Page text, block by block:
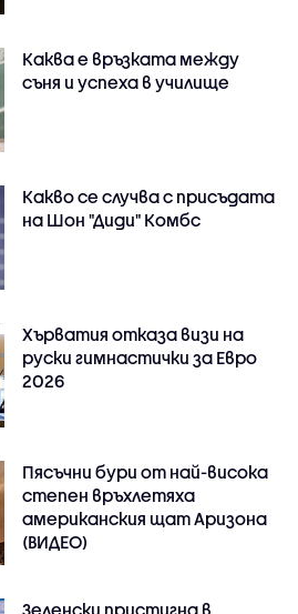
Каква е връзката между
съня и успеха в училище
Какво се случва с присъдата
на Шон "Диди" Комбс
Хърватия отказа визи на
руски гимнастички за Евро
2026
Пясъчни бури от най-висока
степен връхлетяха
американския щат Аризона
(ВИДЕО)
Зеленски пристигна в